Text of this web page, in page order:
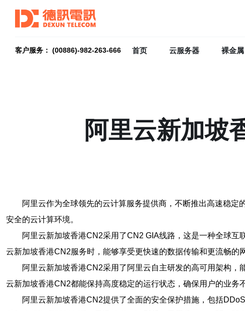
客户服务： (00886)-982-263-666 首页 云服务器 裸金属
阿里云新加坡
阿里云作为全球领先的云计算服务提供商，不断推出高速稳
安全的云计算环境。
阿里云新加坡香港CN2采用了CN2 GIA线路，这是一种全球
云新加坡香港CN2服务时，能够享受更快速的数据传输和更流畅的
阿里云新加坡香港CN2采用了阿里云自主研发的高可用架构
云新加坡香港CN2都能保持高度稳定的运行状态，确保用户的业务
阿里云新加坡香港CN2提供了全面的安全保护措施，包括